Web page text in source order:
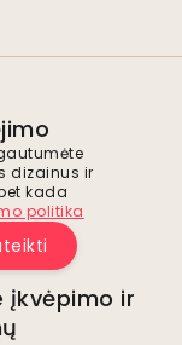
dizainus ir
kada
politika
įkvėpimo ir